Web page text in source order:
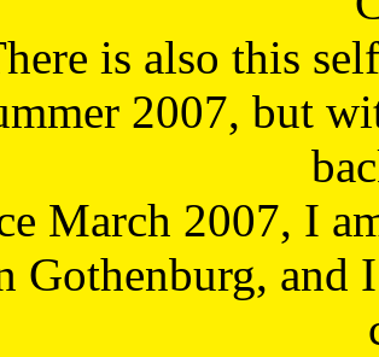
is also this
2007, but
March 2007, I
Gothenburg, and